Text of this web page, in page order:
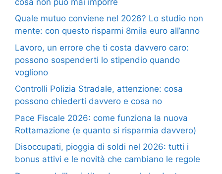
Quale mutuo conviene nel 2026? Lo studio non
mente: con questo risparmi 8mila euro all’anno
Lavoro, un errore che ti costa davvero caro:
possono sospenderti lo stipendio quando
vogliono
Controlli Polizia Stradale, attenzione: cosa
possono chiederti davvero e cosa no
Pace Fiscale 2026: come funziona la nuova
Rottamazione (e quanto si risparmia davvero)
Disoccupati, pioggia di soldi nel 2026: tutti i
bonus attivi e le novità che cambiano le regole